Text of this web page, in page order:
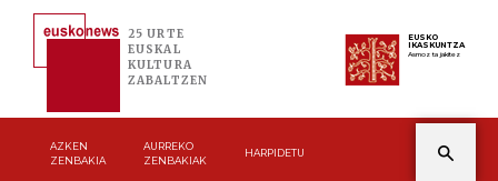
25 URTE
EUSKAL
KULTURA
ZABALTZEN
EUSKO
IKASKUNTZA
Asmoz ta jakitez
AZKEN
ZENBAKIA
AURREKO
ZENBAKIAK
HARPIDETU